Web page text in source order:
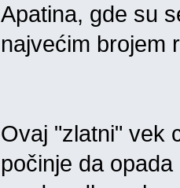
Apatina, gde su
najvećim brojem
Ovaj "zlatni" vek
počinje da